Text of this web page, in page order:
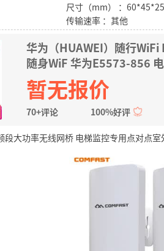
尺寸（mm） ：60*45*25
传输速率 ：其他
华为（HUAWEI）随行
随身WiF 华为E5573-856
暂无报价
70+评论 100%好评
段大功率无线网桥 电梯监控专用点对点